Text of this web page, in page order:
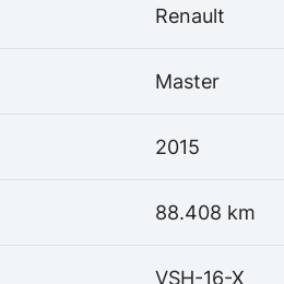
Renault
Master
2015
88.408 km
VSH-16-X